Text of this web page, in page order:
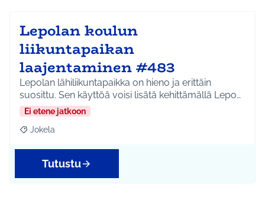
Lepolan koulun
liikuntapaikan
laajentaminen #483
Lepolan lähiliikuntapaikka on hieno ja erittäin
suosittu. Sen käyttöä voisi lisätä kehittämällä Lepo…
Ei etene jatkoon
Rajaa tulokset aihepiirin mukaan: Jokela
Jokela
Tutustu